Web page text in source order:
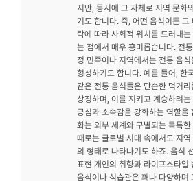
지만, 동시에 그 자체로 지역 문화
기도 합니다. 즉, 어떤 음식이든 그
락에 따라 사회적 위치를 드러내
는 점에서 매우 흥미롭습니다. 전
정 민족이나 지역에서는 전통 음
형성하기도 합니다. 예를 들어, 한
같은 전통 음식들은 단순한 먹거
상징하며, 이를 지키고 계승하려
긍심과 소속감을 강화하는 역할을
화는 외부 세계와 구별되는 독특
때로는 글로벌 시대 속에서도 지
의 형태로 나타나기도 하죠. 음식
표현 개인의 취향과 라이프스타일
음식이나 식습관은 꽤나 다양하며